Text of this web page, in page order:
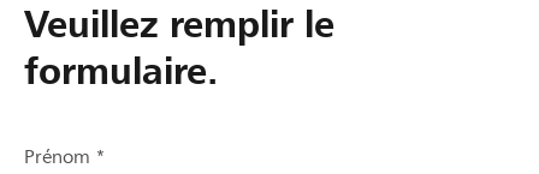
Veuillez remplir le
formulaire.
Prénom *